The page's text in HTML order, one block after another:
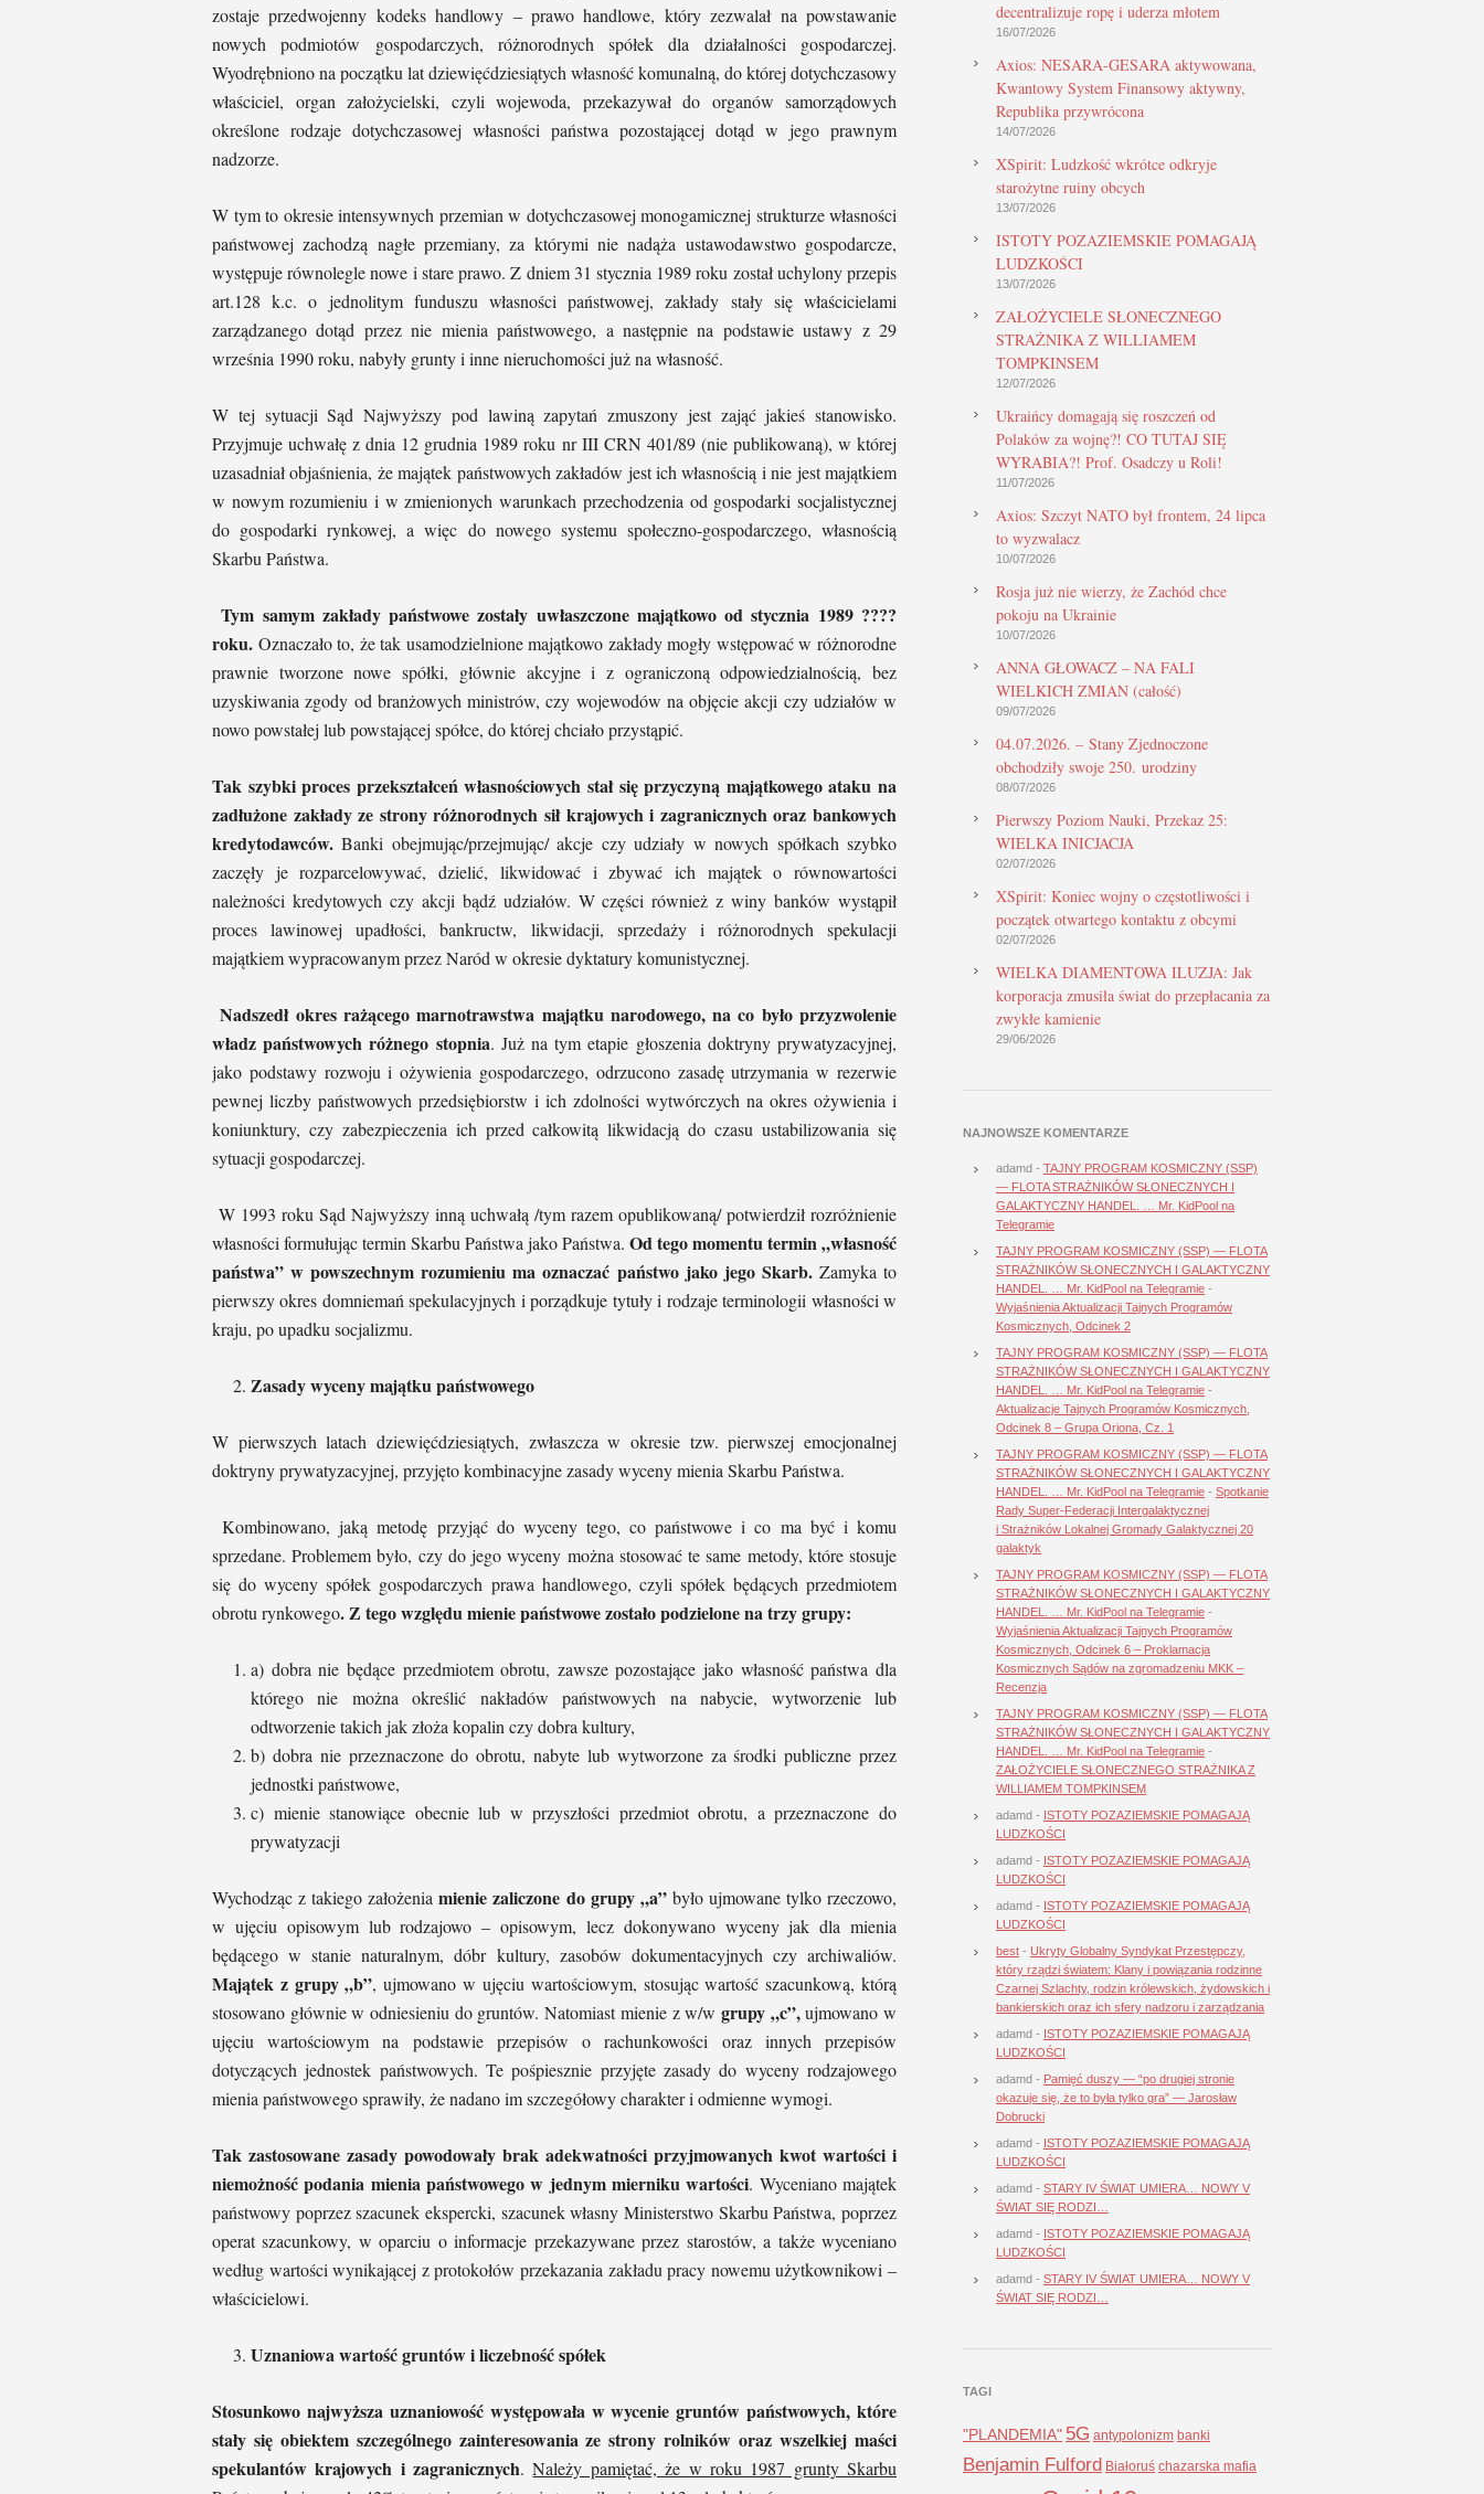
zostaje przedwojenny kodeks handlowy – prawo handlowe, który zezwalał na powstawanie
nowych podmiotów gospodarczych, różnorodnych spółek dla działalności gospodarczej.
Wyodrębniono na początku lat dziewięćdziesiątych własność komunalną, do której dotychczasowy
właściciel, organ założycielski, czyli wojewoda, przekazywał do organów samorządowych
określone rodzaje dotychczasowej własności państwa pozostającej dotąd w jego prawnym
nadzorze.
W tym to okresie intensywnych przemian w dotychczasowej monogamicznej strukturze własności
państwowej zachodzą nagłe przemiany, za którymi nie nadąża ustawodawstwo gospodarcze,
występuje równolegle nowe i stare prawo. Z dniem 31 stycznia 1989 roku został uchylony przepis
art.128 k.c. o jednolitym funduszu własności państwowej, zakłady stały się właścicielami
zarządzanego dotąd przez nie mienia państwowego, a następnie na podstawie ustawy z 29
września 1990 roku, nabyły grunty i inne nieruchomości już na własność.
W tej sytuacji Sąd Najwyższy pod lawiną zapytań zmuszony jest zająć jakieś stanowisko.
Przyjmuje uchwałę z dnia 12 grudnia 1989 roku nr III CRN 401/89 (nie publikowaną), w której
uzasadniał objaśnienia, że majątek państwowych zakładów jest ich własnością i nie jest majątkiem
w nowym rozumieniu i w zmienionych warunkach przechodzenia od gospodarki socjalistycznej
do gospodarki rynkowej, a więc do nowego systemu społeczno-gospodarczego, własnością
Skarbu Państwa.
Tym samym zakłady państwowe zostały uwłaszczone majątkowo od stycznia 1989 ????
roku. Oznaczało to, że tak usamodzielnione majątkowo zakłady mogły wstępować w różnorodne
prawnie tworzone nowe spółki, głównie akcyjne i z ograniczoną odpowiedzialnością, bez
uzyskiwania zgody od branżowych ministrów, czy wojewodów na objęcie akcji czy udziałów w
nowo powstałej lub powstającej spółce, do której chciało przystąpić.
Tak szybki proces przekształceń własnościowych stał się przyczyną majątkowego ataku na
zadłużone zakłady ze strony różnorodnych sił krajowych i zagranicznych oraz bankowych
kredytodawców. Banki obejmując/przejmując/ akcje czy udziały w nowych spółkach szybko
zaczęły je rozparcelowywać, dzielić, likwidować i zbywać ich majątek o równowartości
należności kredytowych czy akcji bądź udziałów. W części również z winy banków wystąpił
proces lawinowej upadłości, bankructw, likwidacji, sprzedaży i różnorodnych spekulacji
majątkiem wypracowanym przez Naród w okresie dyktatury komunistycznej.
Nadszedł okres rażącego marnotrawstwa majątku narodowego, na co było przyzwolenie
władz państwowych różnego stopnia. Już na tym etapie głoszenia doktryny prywatyzacyjnej,
jako podstawy rozwoju i ożywienia gospodarczego, odrzucono zasadę utrzymania w rezerwie
pewnej liczby państwowych przedsiębiorstw i ich zdolności wytwórczych na okres ożywienia i
koniunktury, czy zabezpieczenia ich przed całkowitą likwidacją do czasu ustabilizowania się
sytuacji gospodarczej.
W 1993 roku Sąd Najwyższy inną uchwałą /tym razem opublikowaną/ potwierdził rozróżnienie
własności formułując termin Skarbu Państwa jako Państwa. Od tego momentu termin „własność
państwa” w powszechnym rozumieniu ma oznaczać państwo jako jego Skarb.Zamyka to
pierwszy okres domniemań spekulacyjnych i porządkuje tytuły i rodzaje terminologii własności w
kraju, po upadku socjalizmu.
Zasady wyceny majątku państwowego
W pierwszych latach dziewięćdziesiątych, zwłaszcza w okresie tzw. pierwszej emocjonalnej
doktryny prywatyzacyjnej, przyjęto kombinacyjne zasady wyceny mienia Skarbu Państwa.
Kombinowano, jaką metodę przyjąć do wyceny tego, co państwowe i co ma być i komu
sprzedane. Problemem było, czy do jego wyceny można stosować te same metody, które stosuje
się do wyceny spółek gospodarczych prawa handlowego, czyli spółek będących przedmiotem
obrotu rynkowego. Z tego względu mienie państwowe zostało podzielone na trzy grupy:
a) dobra nie będące przedmiotem obrotu, zawsze pozostające jako własność państwa dla
którego nie można określić nakładów państwowych na nabycie, wytworzenie lub
odtworzenie takich jak złoża kopalin czy dobra kultury,
b) dobra nie przeznaczone do obrotu, nabyte lub wytworzone za środki publiczne przez
jednostki państwowe,
c) mienie stanowiące obecnie lub w przyszłości przedmiot obrotu, a przeznaczone do
prywatyzacji
Wychodząc z takiego założeniamienie zaliczone do grupy „a”było ujmowane tylko rzeczowo,
w ujęciu opisowym lub rodzajowo – opisowym, lecz dokonywano wyceny jak dla mienia
będącego w stanie naturalnym, dóbr kultury, zasobów dokumentacyjnych czy archiwaliów.
Majątek z grupy „b”, ujmowano w ujęciu wartościowym, stosując wartość szacunkową, którą
stosowano głównie w odniesieniu do gruntów. Natomiast mienie z w/w grupy „c”,ujmowano w
ujęciu wartościowym na podstawie przepisów o rachunkowości oraz innych przepisów
dotyczących jednostek państwowych. Te pośpiesznie przyjęte zasady do wyceny rodzajowego
mienia państwowego sprawiły, że nadano im szczegółowy charakter i odmienne wymogi.
Tak zastosowane zasady powodowały brak adekwatności przyjmowanych kwot wartości i
niemożność podania mienia państwowego w jednym mierniku wartości. Wyceniano majątek
państwowy poprzez szacunek ekspercki, szacunek własny Ministerstwo Skarbu Państwa, poprzez
operat szacunkowy, w oparciu o informacje przekazywane przez starostów, a także wyceniano
według wartości wynikającej z protokołów przekazania zakładu pracy nowemu użytkownikowi –
właścicielowi.
Uznaniowa wartość gruntów i liczebność spółek
Stosunkowo najwyższa uznaniowość występowała w wycenie gruntów państwowych, które
stały się obiektem szczególnego zainteresowania ze strony rolników oraz wszelkiej maści
spekulantów krajowych i zagranicznych.Należy pamiętać, że w roku 1987 grunty Skarbu
decentralizuje ropę i uderza młotem
16/07/2026
Axios: NESARA-GESARA aktywowana,
Kwantowy System Finansowy aktywny,
Republika przywrócona
14/07/2026
XSpirit: Ludzkość wkrótce odkryje
starożytne ruiny obcych
13/07/2026
ISTOTY POZAZIEMSKIE POMAGAJĄ
LUDZKOŚCI
13/07/2026
ZAŁOŻYCIELE SŁONECZNEGO
STRAŻNIKA Z WILLIAMEM
TOMPKINSEM
12/07/2026
Ukraińcy domagają się roszczeń od
Polaków za wojnę?! CO TUTAJ SIĘ
WYRABIA?! Prof. Osadczy u Roli!
11/07/2026
Axios: Szczyt NATO był frontem, 24 lipca
to wyzwalacz
10/07/2026
Rosja już nie wierzy, że Zachód chce
pokoju na Ukrainie
10/07/2026
ANNA GŁOWACZ – NA FALI
WIELKICH ZMIAN (całość)
09/07/2026
04.07.2026. – Stany Zjednoczone
obchodziły swoje 250. urodziny
08/07/2026
Pierwszy Poziom Nauki, Przekaz 25:
WIELKA INICJACJA
02/07/2026
XSpirit: Koniec wojny o częstotliwości i
początek otwartego kontaktu z obcymi
02/07/2026
WIELKA DIAMENTOWA ILUZJA: Jak
korporacja zmusiła świat do przepłacania za
zwykłe kamienie
29/06/2026
NAJNOWSZE KOMENTARZE
adamd - TAJNY PROGRAM KOSMICZNY (SSP)
— FLOTA STRAŻNIKÓW SŁONECZNYCH I
GALAKTYCZNY HANDEL. … Mr. KidPool na
Telegramie
TAJNY PROGRAM KOSMICZNY (SSP) — FLOTA
STRAŻNIKÓW SŁONECZNYCH I GALAKTYCZNY
HANDEL. … Mr. KidPool na Telegramie -
Wyjaśnienia Aktualizacji Tajnych Programów
Kosmicznych, Odcinek 2
TAJNY PROGRAM KOSMICZNY (SSP) — FLOTA
STRAŻNIKÓW SŁONECZNYCH I GALAKTYCZNY
HANDEL. … Mr. KidPool na Telegramie -
Aktualizacje Tajnych Programów Kosmicznych,
Odcinek 8 – Grupa Oriona, Cz. 1
TAJNY PROGRAM KOSMICZNY (SSP) — FLOTA
STRAŻNIKÓW SŁONECZNYCH I GALAKTYCZNY
HANDEL. … Mr. KidPool na Telegramie - Spotkanie
Rady Super-Federacji Intergalaktycznej
i Strażników Lokalnej Gromady Galaktycznej 20
galaktyk
TAJNY PROGRAM KOSMICZNY (SSP) — FLOTA
STRAŻNIKÓW SŁONECZNYCH I GALAKTYCZNY
HANDEL. … Mr. KidPool na Telegramie -
Wyjaśnienia Aktualizacji Tajnych Programów
Kosmicznych, Odcinek 6 – Proklamacja
Kosmicznych Sądów na zgromadzeniu MKK –
Recenzja
TAJNY PROGRAM KOSMICZNY (SSP) — FLOTA
STRAŻNIKÓW SŁONECZNYCH I GALAKTYCZNY
HANDEL. … Mr. KidPool na Telegramie -
ZAŁOŻYCIELE SŁONECZNEGO STRAŻNIKA Z
WILLIAMEM TOMPKINSEM
adamd - ISTOTY POZAZIEMSKIE POMAGAJĄ
LUDZKOŚCI
adamd - ISTOTY POZAZIEMSKIE POMAGAJĄ
LUDZKOŚCI
adamd - ISTOTY POZAZIEMSKIE POMAGAJĄ
LUDZKOŚCI
best - Ukryty Globalny Syndykat Przestępczy,
który rządzi światem: Klany i powiązania rodzinne
Czarnej Szlachty, rodzin królewskich, żydowskich i
bankierskich oraz ich sfery nadzoru i zarządzania
adamd - ISTOTY POZAZIEMSKIE POMAGAJĄ
LUDZKOŚCI
adamd - Pamięć duszy — “po drugiej stronie
okazuje się, że to była tylko gra” — Jarosław
Dobrucki
adamd - ISTOTY POZAZIEMSKIE POMAGAJĄ
LUDZKOŚCI
adamd - STARY IV ŚWIAT UMIERA… NOWY V
ŚWIAT SIĘ RODZI…
adamd - ISTOTY POZAZIEMSKIE POMAGAJĄ
LUDZKOŚCI
adamd - STARY IV ŚWIAT UMIERA… NOWY V
ŚWIAT SIĘ RODZI…
TAGI
"PLANDEMIA" 5G antypolonizm banki
Benjamin Fulford Białoruś chazarska mafia